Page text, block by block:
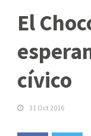
El
cívico
31 Oct 2016